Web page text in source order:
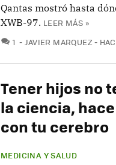
Qantas mostró hasta
XWB-97. LEER MÁS »
1 COMENTARIOS
JAVIER MARQUEZ
Tener hijos no
la ciencia,
con tu cerebro
MEDICINA Y SALUD